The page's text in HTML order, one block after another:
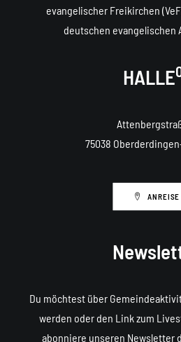
evangelischer Freikirchen
deutschen evangelischen
HALLE
75038
ANREISE
Du möchtest über
werden oder den Link zum
abonniere unseren Newsletter